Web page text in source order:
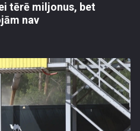
tērē miljonus, bet
nav